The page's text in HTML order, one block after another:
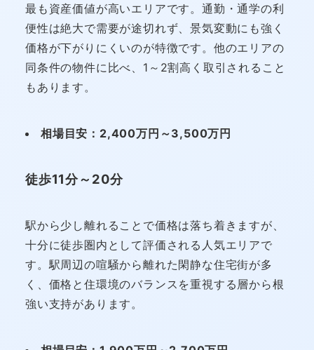
最も資産価値が高いエリアです。通勤・通学の利
便性は絶大で需要が途切れず、景気変動にも強く
価格が下がりにくいのが特徴です。他のエリアの
同条件の物件に比べ、1～2割高く取引されること
もあります。
相場目安：2,400万円～3,500万円
徒歩11分～20分
駅から少し離れることで価格は落ち着きますが、
十分に徒歩圏内として評価される人気エリアで
す。駅周辺の喧騒から離れた閑静な住宅街が多
く、価格と住環境のバランスを重視する層から根
強い支持があります。